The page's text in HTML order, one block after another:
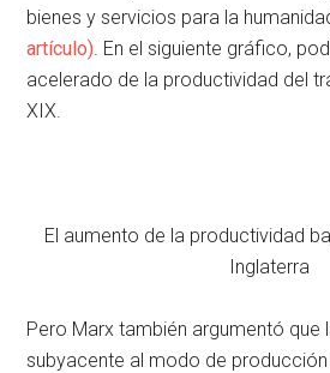
bienes y servicios para la
artículo). En el siguiente gráfico,
acelerado de la productividad del
XIX.
El aumento de la productividad
Inglaterra
Pero Marx también argumentó que
subyacente al modo de